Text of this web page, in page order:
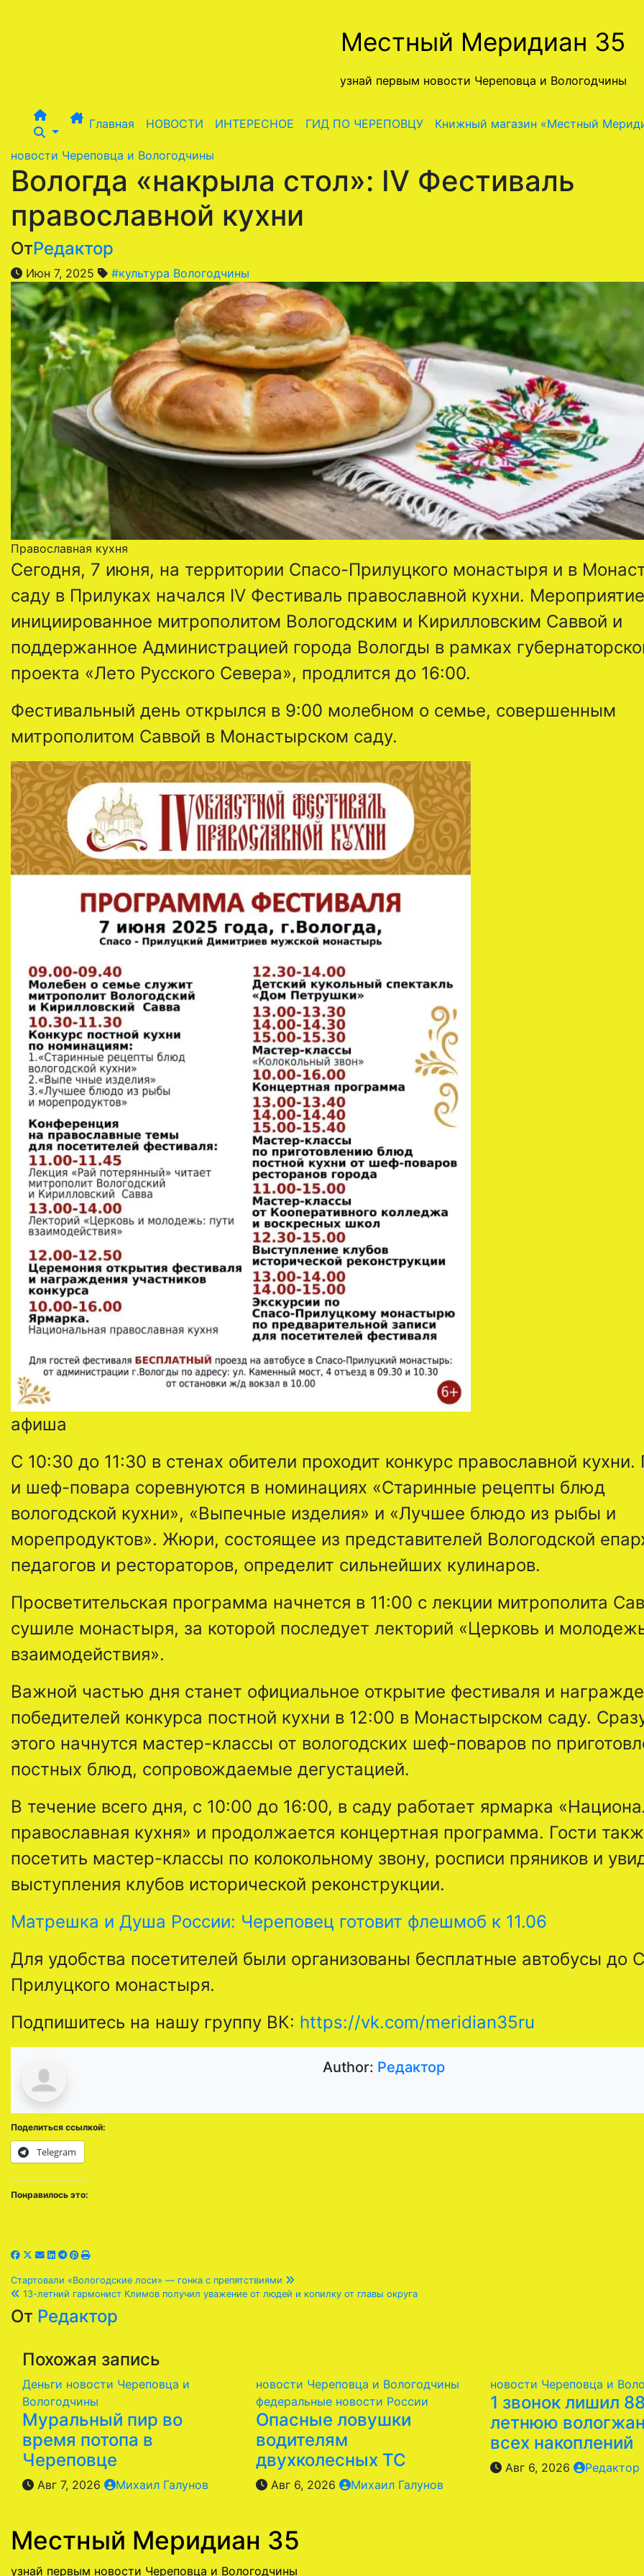
Местный Меридиан 35
узнай первым новости Череповца и Вологодчины
Главная НОВОСТИ ИНТЕРЕСНОЕ ГИД ПО ЧЕРЕПОВЦУ Книжный магазин «Местный
новости Череповца и Вологодчины
Вологда «накрыла стол»: IV Фестиваль
православной кухни
ОтРедактор
Июн 7, 2025 #культура Вологодчины
Православная кухня
Сегодня, 7 июня, на территории Спасо-Прилуцкого монастыря и в
саду в Прилуках начался IV Фестиваль православной кухни.
инициированное митрополитом Вологодским и Кирилловским Саввой и
поддержанное Администрацией города Вологды в рамках
проекта «Лето Русского Севера», продлится до 16:00.
Фестивальный день открылся в 9:00 молебном о семье, совершенным
митрополитом Саввой в Монастырском саду.
афиша
С 10:30 до 11:30 в стенах обители проходит конкурс православной кухни.
и шеф-повара соревнуются в номинациях «Старинные рецепты блюд
вологодской кухни», «Выпечные изделия» и «Лучшее блюдо из рыбы и
морепродуктов». Жюри, состоящее из представителей Вологодской
педагогов и рестораторов, определит сильнейших кулинаров.
Просветительская программа начнется в 11:00 с лекции митрополита
сушиле монастыря, за которой последует лекторий «Церковь и
взаимодействия».
Важной частью дня станет официальное открытие фестиваля и
победителей конкурса постной кухни в 12:00 в Монастырском саду.
этого начнутся мастер-классы от вологодских шеф-поваров по
постных блюд, сопровождаемые дегустацией.
В течение всего дня, с 10:00 до 16:00, в саду работает ярмарка
православная кухня» и продолжается концертная программа. Гости
посетить мастер-классы по колокольному звону, росписи пряников и
выступления клубов исторической реконструкции.
Матрешка и Душа России: Череповец готовит флешмоб к 11.06
Для удобства посетителей были организованы бесплатные автобусы до
Прилуцкого монастыря.
Подпишитесь на нашу группу ВК: https://vk.com/meridian35ru
Author: Редактор
Поделиться ссылкой:
Telegram
Понравилось это:
Навигация
по
Стартовали «Вологодские лоси» — гонка с препятствиями
13-летний гармонист Климов получил уважение от людей и копилку от главы округа
От Редактор
Похожая запись
Деньги новости Череповца и
Вологодчины
Муральный пир во
время потопа в
Череповце
Авг 7, 2026 Михаил Галунов
новости Череповца и Вологодчины
федеральные новости России
Опасные ловушки
водителям
двухколесных ТС
Авг 6, 2026 Михаил Галунов
новости Череповца и
1 звонок лишил
летнюю
всех накоплений
Авг 6, 2026 Редактор
Местный Меридиан 35
узнай первым новости Череповца и Вологодчины